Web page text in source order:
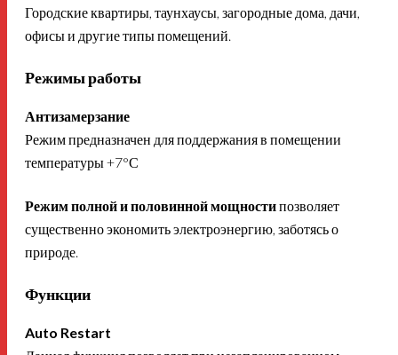
Городские квартиры, таунхаусы, загородные дома, дачи,
офисы и другие типы помещений.
Режимы работы
Антизамерзание
Режим предназначен для поддержания в помещении
температуры +7°С
Режим полной и половинной мощностипозволяет
существенно экономить электроэнергию, заботясь о
природе.
Функции
Auto Restart